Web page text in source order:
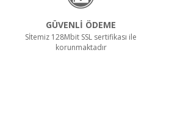
GÜVENLİ ÖDEME
Sİtemiz 128Mbit SSL sertifikası ile
korunmaktadır